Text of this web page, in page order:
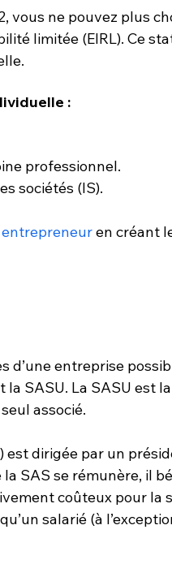
vous ne pouvez plus
limitée (EIRL). Ce
:
professionnel.
sociétés (IS).
en créant
d’une entreprise
SASU. La SASU est la
associé.
est dirigée par un
SAS se rémunère, il
coûteux pour la
salarié (à